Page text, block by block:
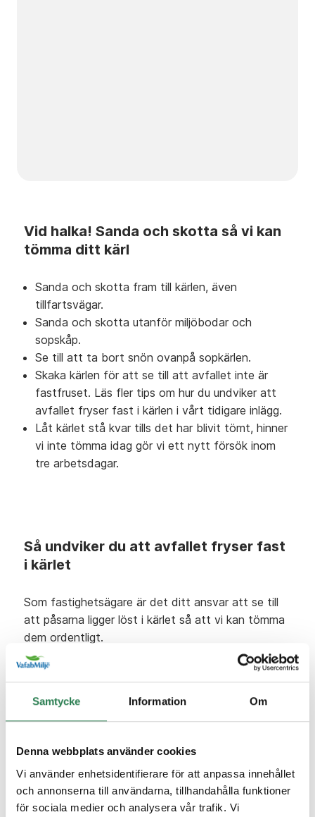
Samtycke Information Om
Denna webbplats använder cookies
Vi använder enhetsidentifierare för att anpassa innehållet
och annonserna till användarna, tillhandahålla funktioner
för sociala medier och analysera vår trafik. Vi
Vid halka! Sanda och skotta så vi kan
tömma ditt kärl
Sanda och skotta fram till kärlen, även
tillfartsvägar.
Sanda och skotta utanför miljöbodar och
sopskåp.
Se till att ta bort snön ovanpå sopkärlen.
Skaka kärlen för att se till att avfallet inte är
fastfruset. Läs fler tips om hur du undviker att
avfallet fryser fast i kärlen i vårt tidigare inlägg.
Låt kärlet stå kvar tills det har blivit tömt, hinner
vi inte tömma idag gör vi ett nytt försök inom
tre arbetsdagar.
Så undviker du att avfallet fryser fast
i kärlet
Som fastighetsägare är det ditt ansvar att se till
att påsarna ligger löst i kärlet så att vi kan tömma
dem ordentligt.
Tips på hur du undviker fastfruset avfall i dina kärl
undervafabmiljo.se/avfall/sophamtning/
Kommunalförbund